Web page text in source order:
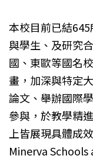
本校目前已結
與學生、及研究
國、東歐等國名
畫，加深與特定
論文、舉辦國際
參與，於教學精
上皆展現具體成
Minerva Schools